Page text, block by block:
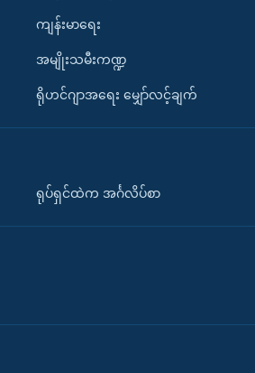
ကျန်းမာရေး
အမျိုးသမီးကဏ္ဍ
ရိုဟင်ဂျာအရေး မျှော်လင့်ချက်
ရုပ်ရှင်ထဲက အင်္ဂလိပ်စာ